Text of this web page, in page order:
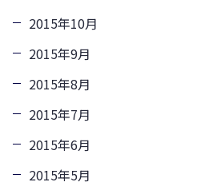
2015年10月
2015年9月
2015年8月
2015年7月
2015年6月
2015年5月